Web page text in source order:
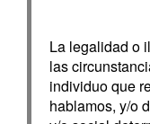
La legalidad o
las
individuo que
hablamos, y/o